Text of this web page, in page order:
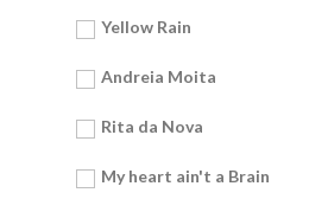
Yellow Rain
Andreia Moita
Rita da Nova
My heart ain't a Brain